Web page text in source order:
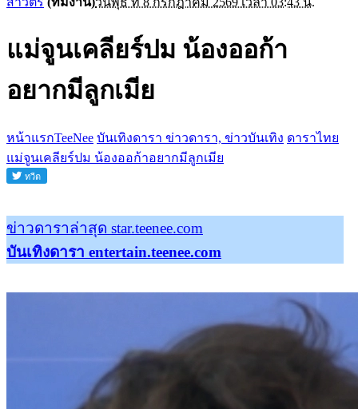
แม่จูนเคลียร์ปม น้องออก้า
อยากมีลูกเมีย
หน้าแรกTeeNee บันเทิงดารา ข่าวดารา, ข่าวบันเทิง ดาราไทย
แม่จูนเคลียร์ปม น้องออก้าอยากมีลูกเมีย
ข่าวดาราล่าสุด star.teenee.com
บันเทิงดารา entertain.teenee.com